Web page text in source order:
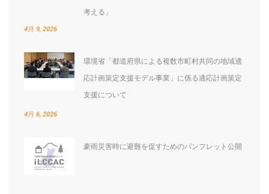
考える」
4月 9, 2026
環境省「都道府県による複数市町村共同の地域適
応計画策定支援モデル事業」に係る適応計画策定
支援について
4月 6, 2026
豪雨災害時に避難を促すためのパンフレット公開